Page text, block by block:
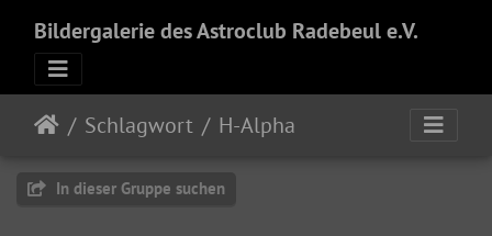
Bildergalerie des Astroclub Radebeul e.V.
Schlagwort H-Alpha
In dieser Gruppe suchen